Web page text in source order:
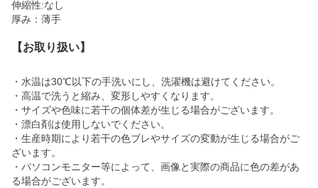
伸縮性:なし
厚み：薄手
【お取り扱い】
・水温は30℃以下の手洗いにし、洗濯機は避けてください。
・高温で洗うと縮み、変形しやすくなります。
・サイズや色味に若干の個体差が生じる場合がございます。
・漂白剤は使用しないでください。
・生産時期により若干の色ブレやサイズの変動が生じる場合がご
ざいます。
・パソコンモニター等によって、画像と実際の商品に色の差があ
る場合がございます。